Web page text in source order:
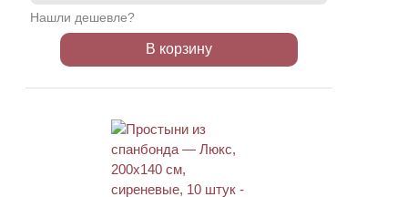
Нашли дешевле?
В корзину